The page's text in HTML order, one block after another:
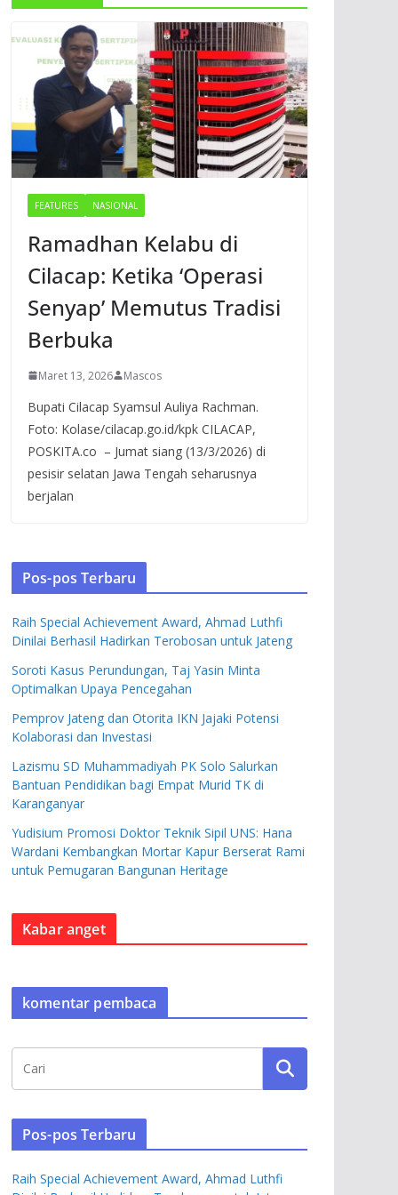
FEATURES NASIONAL
Ramadhan Kelabu di
Cilacap: Ketika ‘Operasi
Senyap’ Memutus Tradisi
Berbuka
Maret 13, 2026 Mascos
Bupati Cilacap Syamsul Auliya Rachman.
Foto: Kolase/cilacap.go.id/kpk CILACAP,
POSKITA.co – Jumat siang (13/3/2026) di
pesisir selatan Jawa Tengah seharusnya
berjalan
Pos-pos Terbaru
Raih Special Achievement Award, Ahmad Luthfi
Dinilai Berhasil Hadirkan Terobosan untuk Jateng
Soroti Kasus Perundungan, Taj Yasin Minta
Optimalkan Upaya Pencegahan
Pemprov Jateng dan Otorita IKN Jajaki Potensi
Kolaborasi dan Investasi
Lazismu SD Muhammadiyah PK Solo Salurkan
Bantuan Pendidikan bagi Empat Murid TK di
Karanganyar
Yudisium Promosi Doktor Teknik Sipil UNS: Hana
Wardani Kembangkan Mortar Kapur Berserat Rami
untuk Pemugaran Bangunan Heritage
Kabar anget
komentar pembaca
Pos-pos Terbaru
Raih Special Achievement Award, Ahmad Luthfi